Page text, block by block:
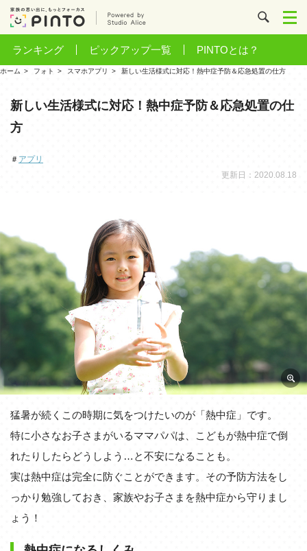
ランキング ピックアップ一覧 PINTOとは？
ホーム フォト スマホアプリ 新しい生活様式に対応！熱中症予防＆応急処置の仕方
新しい生活様式に対応！熱中症予防＆応急処置の仕
方
＃ アプリ
更新日：2020.08.18
猛暑が続くこの時期に気をつけたいのが「熱中症」です。
特に小さなお子さまがいるママパパは、こどもが熱中症で倒
れたりしたらどうしよう…と不安になることも。
実は熱中症は完全に防ぐことができます。その予防方法をし
っかり勉強しておき、家族やお子さまを熱中症から守りまし
ょう！